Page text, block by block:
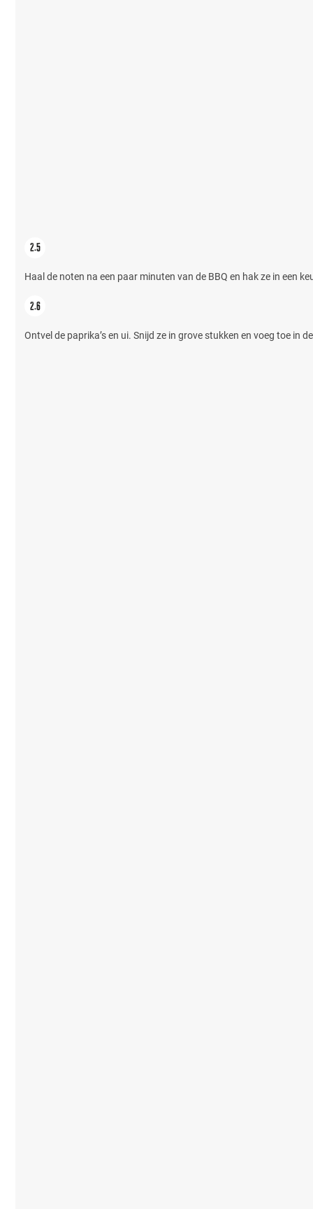
Haal de noten na een paar minuten van de BBQ en hak ze in een
Ontvel de paprika’s en ui. Snijd ze in grove stukken en voeg toe